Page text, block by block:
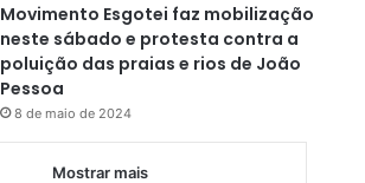
Movimento Esgotei faz mobilização
neste sábado e protesta contra a
poluição das praias e rios de João
Pessoa
8 de maio de 2024
Mostrar mais